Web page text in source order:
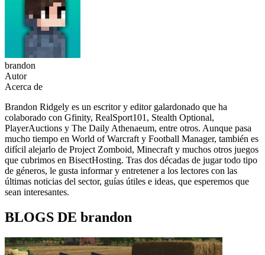
brandon
Autor
Acerca de
Brandon Ridgely es un escritor y editor galardonado que ha
colaborado con Gfinity, RealSport101, Stealth Optional,
PlayerAuctions y The Daily Athenaeum, entre otros. Aunque pasa
mucho tiempo en World of Warcraft y Football Manager, también es
difícil alejarlo de Project Zomboid, Minecraft y muchos otros juegos
que cubrimos en BisectHosting. Tras dos décadas de jugar todo tipo
de géneros, le gusta informar y entretener a los lectores con las
últimas noticias del sector, guías útiles e ideas, que esperemos que
sean interesantes.
BLOGS DE brandon